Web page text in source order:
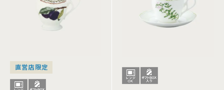
直営店限定